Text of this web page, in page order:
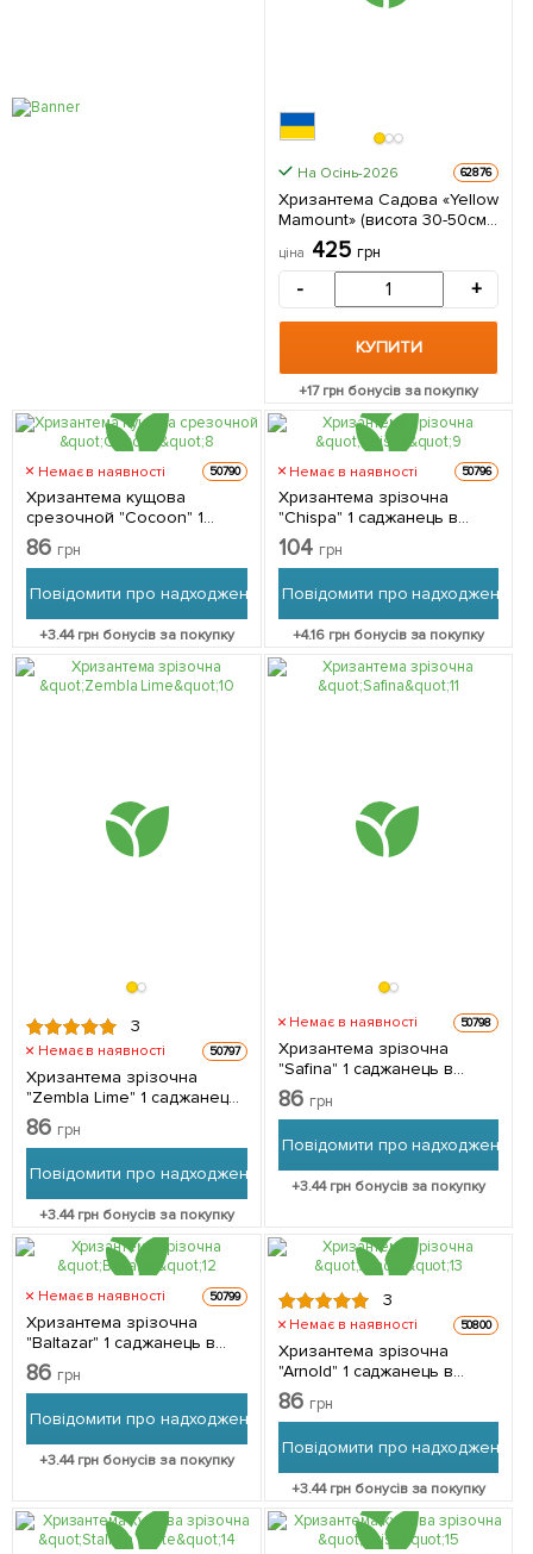
На Осінь-2026 62876
Хризантема Садова «Yellow
Mamount» (висота 30-50см)
1 саджанець в упаковці
ціна 425 грн
- +
КУПИТИ
+17грн бонусів за покупку
Немає в наявності 50790
Хризантема кущова
срезочной "Cocoon" 1
саджанець в упаковці
86 грн
Повідомити про надходження
+3.44грн бонусів за покупку
Немає в наявності 50796
Хризантема зрізочна
"Chispa" 1 саджанець в
упаковці
104 грн
Повідомити про надходження
+4.16грн бонусів за покупку
3
Немає в наявності 50797
Хризантема зрізочна
"Zembla Lime" 1 саджанець
в упаковці
86 грн
Повідомити про надходження
+3.44грн бонусів за покупку
Немає в наявності 50798
Хризантема зрізочна
"Safina" 1 саджанець в
упаковці
86 грн
Повідомити про надходження
+3.44грн бонусів за покупку
Немає в наявності 50799
Хризантема зрізочна
"Baltazar" 1 саджанець в
упаковці
86 грн
Повідомити про надходження
+3.44грн бонусів за покупку
3
Немає в наявності 50800
Хризантема зрізочна
"Arnold" 1 саджанець в
упаковці
86 грн
Повідомити про надходження
+3.44грн бонусів за покупку